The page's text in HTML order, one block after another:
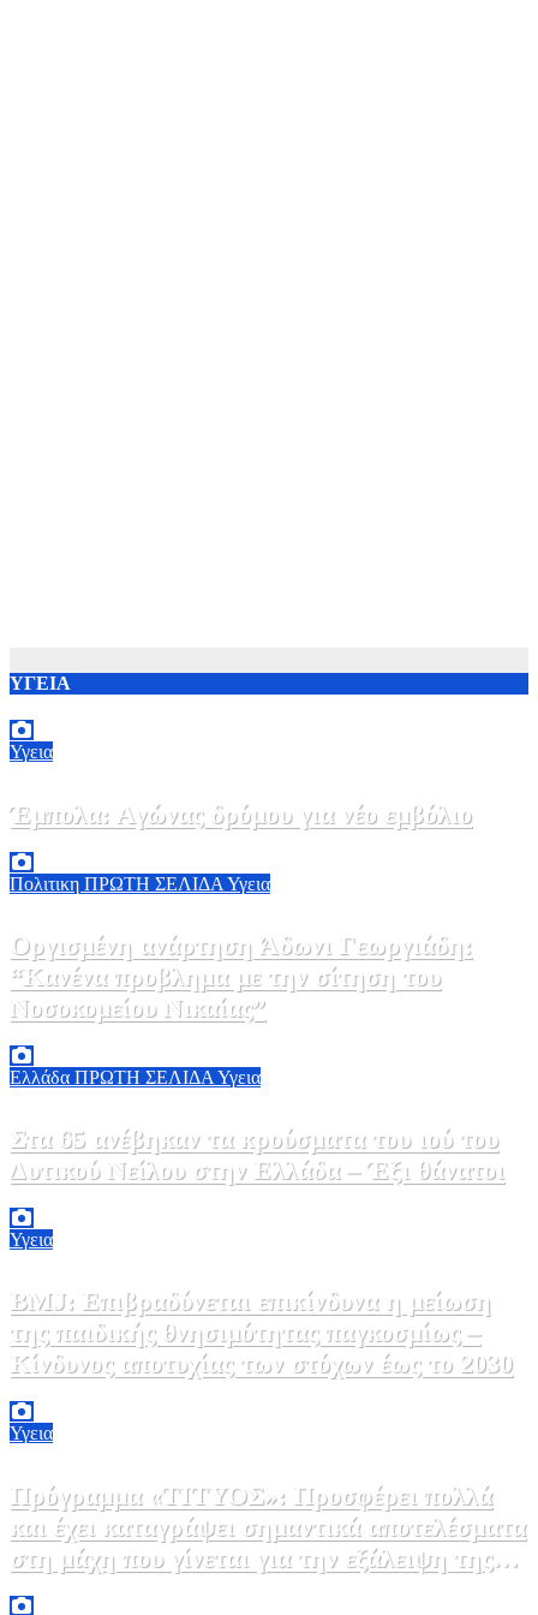
ΥΓΕΙΑ
Υγεια
Έμπολα: Αγώνας δρόμου για νέο εμβόλιο
Πολιτικη ΠΡΩΤΗ ΣΕΛΙΔΑ Υγεια
Οργισμένη ανάρτηση Άδωνι Γεωργιάδη:
“Κανένα προβλημα με την σίτηση του
Νοσοκομείου Νικαίας”
Ελλάδα ΠΡΩΤΗ ΣΕΛΙΔΑ Υγεια
Στα 65 ανέβηκαν τα κρούσματα του ιού του
Δυτικού Νείλου στην Ελλάδα – Έξι θάνατοι
Υγεια
BMJ: Επιβραδύνεται επικίνδυνα η μείωση
της παιδικής θνησιμότητας παγκοσμίως –
Κίνδυνος αποτυχίας των στόχων έως το 2030
Υγεια
Πρόγραμμα «ΤΙΤΥΟΣ»: Προσφέρει πολλά
και έχει καταγράψει σημαντικά αποτελέσματα
στη μάχη που γίνεται για την εξάλειψη της
ηπατίτιδας C